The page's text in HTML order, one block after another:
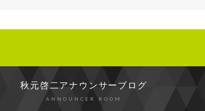
秋元啓二アナウンサーブログ
ANNOUNCER ROOM